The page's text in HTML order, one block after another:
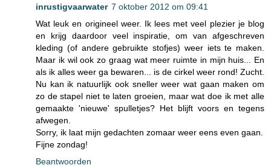
inrustigvaarwater 7 oktober 2012 om 09:41
Wat leuk en origineel weer. Ik lees met veel plezier je blog
en krijg daardoor veel inspiratie, om van afgeschreven
kleding (of andere gebruikte stofjes) weer iets te maken.
Maar ik wil ook zo graag wat meer ruimte in mijn huis... En
als ik alles weer ga bewaren... is de cirkel weer rond! Zucht.
Nu kan ik natuurlijk ook sneller weer wat gaan maken om
zo de stapel niet te laten groeien, maar wat doe ik met alle
gemaakte 'nieuwe' spulletjes? Het blijft voors en tegens
afwegen.
Sorry, ik laat mijn gedachten zomaar weer eens even gaan.
Fijne zondag!
Beantwoorden